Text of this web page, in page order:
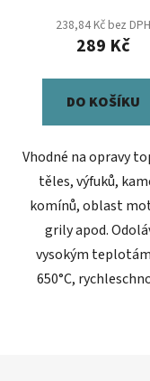
238,84 Kč bez DPH
289 Kč
DO KOŠÍKU
Vhodné na opravy
těles, výfuků,
komínů, oblast
grily apod.
vysokým
650°C,